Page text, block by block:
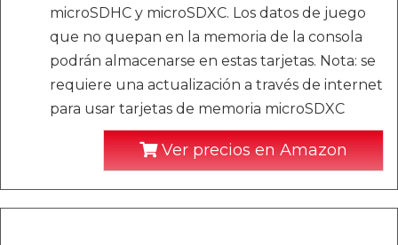
microSDHC y microSDXC. Los datos de juego
que no quepan en la memoria de la consola
podrán almacenarse en estas tarjetas. Nota: se
requiere una actualización a través de internet
para usar tarjetas de memoria microSDXC
Ver precios en Amazon